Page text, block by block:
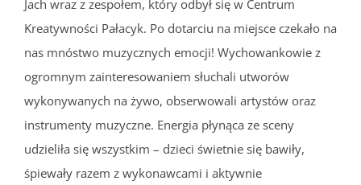
WYKUS
KONTAKT
Jach wraz z zespołem, który odbył się w Centrum
Kreatywności Pałacyk. Po dotarciu na miejsce czekało na
nas mnóstwo muzycznych emocji! Wychowankowie z
ogromnym zainteresowaniem słuchali utworów
wykonywanych na żywo, obserwowali artystów oraz
instrumenty muzyczne. Energia płynąca ze sceny
udzieliła się wszystkim – dzieci świetnie się bawiły,
śpiewały razem z wykonawcami i aktywnie